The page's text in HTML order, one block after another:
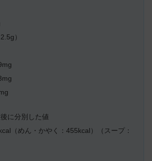
）
に分別した値
（めん・かやく：455kcal）（スープ：